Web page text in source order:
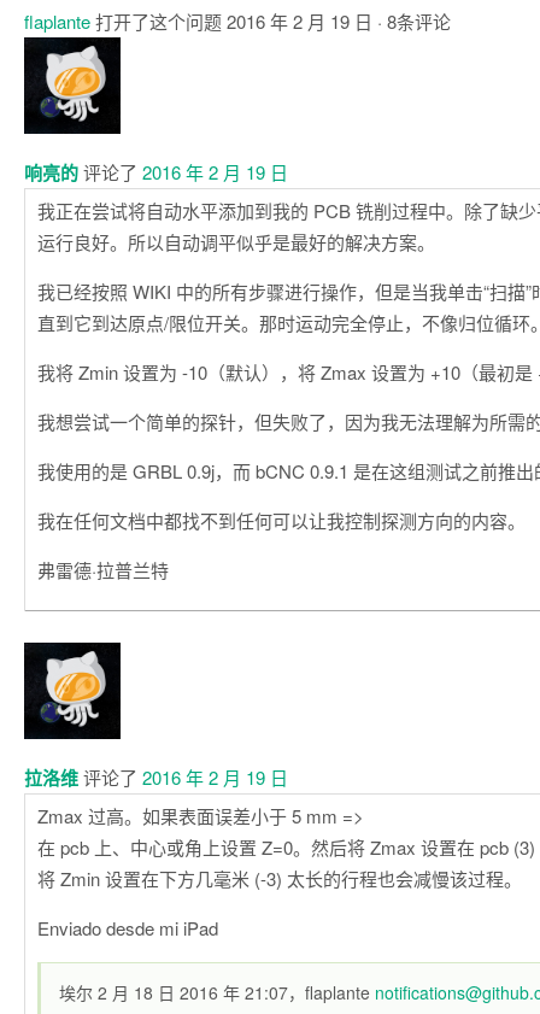
flaplante打开了这个问题2016 年 2 月 19 日 · 8条评论
注
释
响亮的评论了 2016 年 2 月 19 日
我正在尝试将自动水平添加到我的 PCB 铣削过程中。除了缺
运行良好。所以自动调平似乎是最好的解决方案。
我已经按照 WIKI 中的所有步骤进行操作，但是当我单击“扫描
直到它到达原点/限位开关。那时运动完全停止，不像归位循环
我将 Zmin 设置为 -10（默认），将 Zmax 设置为 +10（最初是
我想尝试一个简单的探针，但失败了，因为我无法理解为所需
我使用的是 GRBL 0.9j，而 bCNC 0.9.1 是在这组测试之前推出
我在任何文档中都找不到任何可以让我控制探测方向的内容。
弗雷德·拉普兰特
拉洛维评论了 2016 年 2 月 19 日
Zmax 过高。如果表面误差小于 5 mm =>
在 pcb 上、中心或角上设置 Z=0。然后将 Zmax 设置在 pcb
将 Zmin 设置在下方几毫米 (-3) 太长的行程也会减慢该过程。
Enviado desde mi iPad
埃尔 2 月 18 日 2016 年 21:07，flaplante